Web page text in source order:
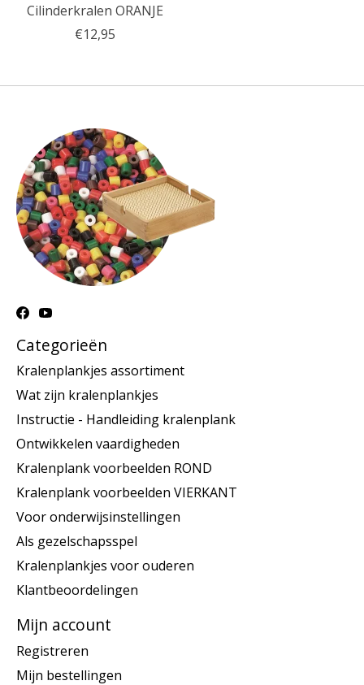
Cilinderkralen ORANJE
€12,95
Categorieën
Kralenplankjes assortiment
Wat zijn kralenplankjes
Instructie - Handleiding kralenplank
Ontwikkelen vaardigheden
Kralenplank voorbeelden ROND
Kralenplank voorbeelden VIERKANT
Voor onderwijsinstellingen
Als gezelschapsspel
Kralenplankjes voor ouderen
Klantbeoordelingen
Mijn account
Registreren
Mijn bestellingen